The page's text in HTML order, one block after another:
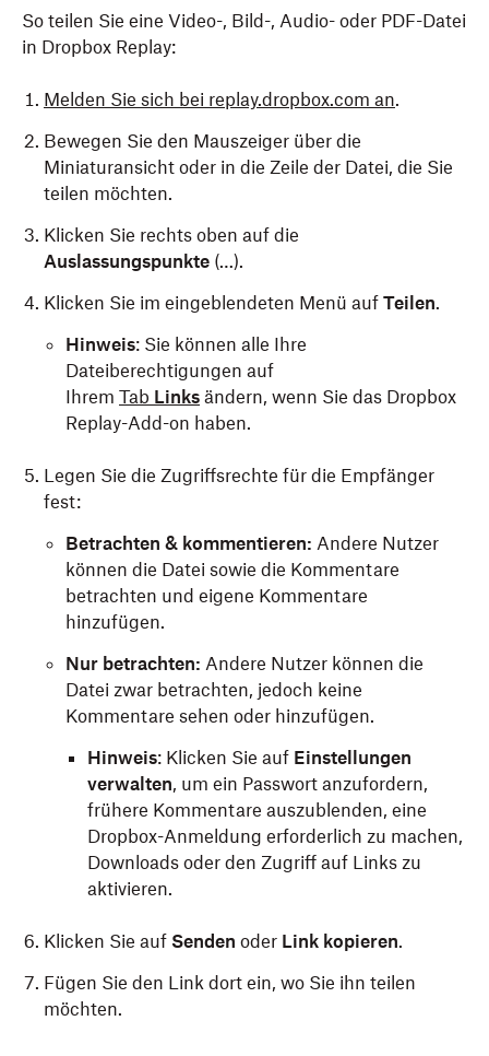
So teilen Sie eine Video-, Bild-, Audio- oder PDF-Datei
in Dropbox Replay:
Melden Sie sich bei replay.dropbox.com an.
Bewegen Sie den Mauszeiger über die
Miniaturansicht oder in die Zeile der Datei, die Sie
teilen möchten.
Klicken Sie rechts oben auf die
Auslassungspunkte (…).
Klicken Sie im eingeblendeten Menü auf Teilen.
Hinweis: Sie können alle Ihre
Dateiberechtigungen auf
Ihrem Tab Links ändern, wenn Sie das Dropbox
Replay-Add-on haben.
Legen Sie die Zugriffsrechte für die Empfänger
fest:
Betrachten & kommentieren: Andere Nutzer
können die Datei sowie die Kommentare
betrachten und eigene Kommentare
hinzufügen.
Nur betrachten: Andere Nutzer können die
Datei zwar betrachten, jedoch keine
Kommentare sehen oder hinzufügen.
Hinweis: Klicken Sie auf Einstellungen
verwalten, um ein Passwort anzufordern,
frühere Kommentare auszublenden, eine
Dropbox-Anmeldung erforderlich zu machen,
Downloads oder den Zugriff auf Links zu
aktivieren.
Klicken Sie auf Senden oder Link kopieren.
Fügen Sie den Link dort ein, wo Sie ihn teilen
möchten.